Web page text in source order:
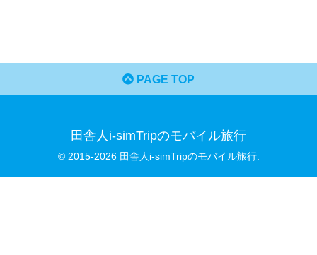
PAGE TOP
田舎人i-simTripのモバイル旅行
© 2015-2026 田舎人i-simTripのモバイル旅行.